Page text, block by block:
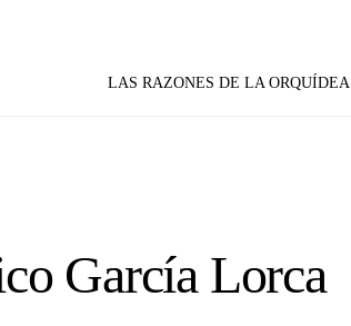
LAS RAZONES DE LA ORQUÍDEA
García Lorca